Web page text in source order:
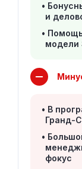
и
модели
В
Гранд-
фокус